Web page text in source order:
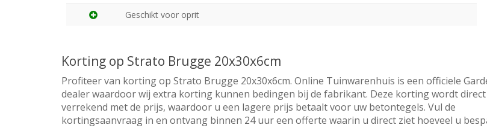
Geschikt voor oprit
Korting op Strato Brugge 20x30x6cm
Profiteer van korting op Strato Brugge 20x30x6cm. Online Tuinwarenhuis is een officiele
dealer waardoor wij extra korting kunnen bedingen bij de fabrikant. Deze korting wordt direct
verrekend met de prijs, waardoor u een lagere prijs betaalt voor uw betontegels. Vul de
kortingsaanvraag in en ontvang binnen 24 uur een offerte waarin u direct ziet hoeveel u